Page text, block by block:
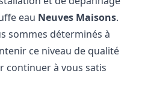
eau Neuves Maisons.
sommes déterminés à
ce niveau de qualité
continuer à vous satis